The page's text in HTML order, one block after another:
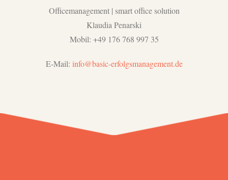
Officemanagement | smart office solution
Klaudia Penarski
Mobil: +49 176 768 997 35
E-Mail: info@basic-erfolgsmanagement.de